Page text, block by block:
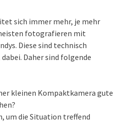
sich immer mehr, je mehr
fotografieren mit
Diese sind technisch
Daher sind folgende
kleinen Kompaktkamera gute
um die Situation treffend